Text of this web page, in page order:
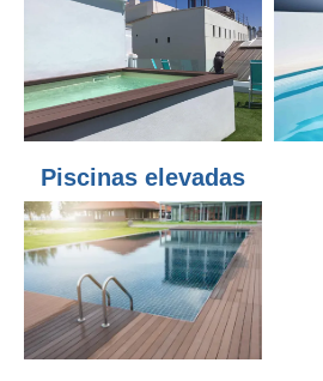
Piscinas elevadas